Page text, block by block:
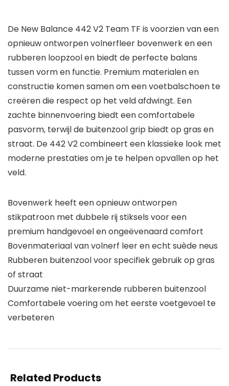
De New Balance 442 V2 Team TF is voorzien van een
opnieuw ontworpen volnerfleer bovenwerk en een
rubberen loopzool en biedt de perfecte balans
tussen vorm en functie. Premium materialen en
constructie komen samen om een voetbalschoen te
creëren die respect op het veld afdwingt. Een
zachte binnenvoering biedt een comfortabele
pasvorm, terwijl de buitenzool grip biedt op gras en
straat. De 442 V2 combineert een klassieke look met
moderne prestaties om je te helpen opvallen op het
veld.
Bovenwerk heeft een opnieuw ontworpen
stikpatroon met dubbele rij stiksels voor een
premium handgevoel en ongeëvenaard comfort
Bovenmateriaal van volnerf leer en echt suède neus
Rubberen buitenzool voor specifiek gebruik op gras
of straat
Duurzame niet-markerende rubberen buitenzool
Comfortabele voering om het eerste voetgevoel te
verbeteren
Related Products